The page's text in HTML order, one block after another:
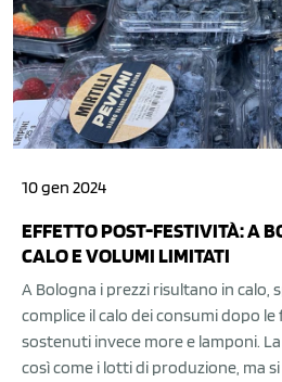
10 gen 2024
EFFETTO POST-FESTIVITÀ: A
CALO E VOLUMI LIMITATI
A Bologna i prezzi risultano in calo,
complice il calo dei consumi dopo
sostenuti invece more e lamponi.
così come i lotti di produzione, ma